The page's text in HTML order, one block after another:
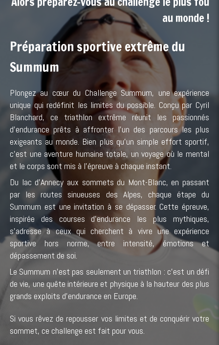
au monde !
Préparation sportive extrême du
Summum
Plongez au cœur du Challenge Summum, une expérience
unique qui redéfinit les limites du possible. Conçu par Cyril
Blanchard, ce triathlon extrême réunit les passionnés
d’endurance prêts à affronter l’un des parcours les plus
exigeants au monde. Bien plus qu’un simple effort sportif,
c’est une aventure humaine totale, un voyage où le mental
et le corps sont mis à l’épreuve à chaque instant.
Du lac d’Annecy aux sommets du Mont-Blanc, en passant
par les routes sinueuses des Alpes, chaque étape du
Summum est une invitation à se dépasser. Cette épreuve,
inspirée des courses d’endurance les plus mythiques,
s’adresse à ceux qui cherchent à vivre une expérience
sportive hors norme, entre intensité, émotions et
dépassement de soi.
Le Summum n’est pas seulement un triathlon : c’est un défi
de vie, une quête intérieure et physique à la hauteur des plus
grands exploits d’endurance en Europe.
Si vous rêvez de repousser vos limites et de conquérir votre
sommet, ce challenge est fait pour vous.